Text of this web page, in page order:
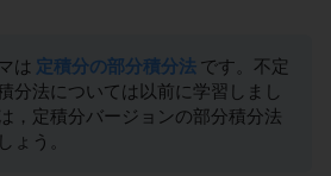
は 定積分の部分積分法 です。不定
分法については以前に学習しまし
，定積分バージョンの部分積分法
ょう。